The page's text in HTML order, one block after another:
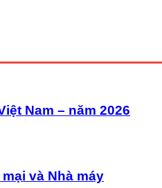
Nam – năm 2026
và Nhà máy